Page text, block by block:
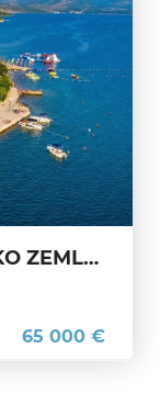
MASLENICA - GRAĐEVINSKO ZEMLJIŠTE ZA UŽIVANJE I AKTIVNI ODMOR
65 000 €